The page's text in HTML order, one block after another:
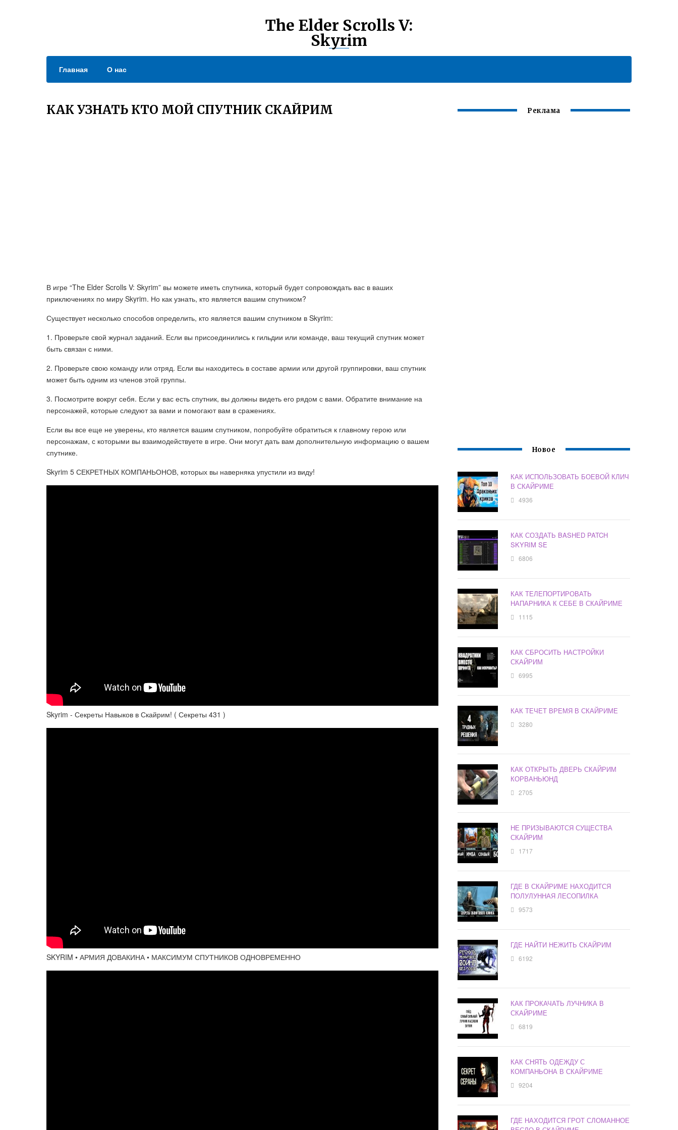
The Elder Scrolls V:
Skyrim
Главная О нас
КАК УЗНАТЬ КТО МОЙ СПУТНИК СКАЙРИМ
В игре “The Elder Scrolls V: Skyrim” вы можете иметь спутника, который будет сопровождать вас в ваших
приключениях по миру Skyrim. Но как узнать, кто является вашим спутником?
Существует несколько способов определить, кто является вашим спутником в Skyrim:
1. Проверьте свой журнал заданий. Если вы присоединились к гильдии или команде, ваш текущий спутник может
быть связан с ними.
2. Проверьте свою команду или отряд. Если вы находитесь в составе армии или другой группировки, ваш спутник
может быть одним из членов этой группы.
3. Посмотрите вокруг себя. Если у вас есть спутник, вы должны видеть его рядом с вами. Обратите внимание на
персонажей, которые следуют за вами и помогают вам в сражениях.
Если вы все еще не уверены, кто является вашим спутником, попробуйте обратиться к главному герою или
персонажам, с которыми вы взаимодействуете в игре. Они могут дать вам дополнительную информацию о вашем
спутнике.
Skyrim 5 СЕКРЕТНЫХ КОМПАНЬОНОВ, которых вы наверняка упустили из виду!
Skyrim - Секреты Навыков в Скайрим! ( Секреты 431 )
SKYRIM • АРМИЯ ДОВАКИНА • МАКСИМУМ СПУТНИКОВ ОДНОВРЕМЕННО
Реклама
Новое
КАК ИСПОЛЬЗОВАТЬ БОЕВОЙ КЛИЧ
В СКАЙРИМЕ
4936
КАК СОЗДАТЬ BASHED PATCH
SKYRIM SE
6806
КАК ТЕЛЕПОРТИРОВАТЬ
НАПАРНИКА К СЕБЕ В СКАЙРИМЕ
1115
КАК СБРОСИТЬ НАСТРОЙКИ
СКАЙРИМ
6995
КАК ТЕЧЕТ ВРЕМЯ В СКАЙРИМЕ
3280
КАК ОТКРЫТЬ ДВЕРЬ СКАЙРИМ
КОРВАНЬЮНД
2705
НЕ ПРИЗЫВАЮТСЯ СУЩЕСТВА
СКАЙРИМ
1717
ГДЕ В СКАЙРИМЕ НАХОДИТСЯ
ПОЛУЛУННАЯ ЛЕСОПИЛКА
9573
ГДЕ НАЙТИ НЕЖИТЬ СКАЙРИМ
6192
КАК ПРОКАЧАТЬ ЛУЧНИКА В
СКАЙРИМЕ
6819
КАК СНЯТЬ ОДЕЖДУ С
КОМПАНЬОНА В СКАЙРИМЕ
9204
ГДЕ НАХОДИТСЯ ГРОТ СЛОМАННОЕ